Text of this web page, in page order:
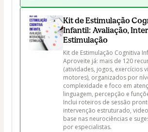
Kit de Estimulação
Infantil: Avaliação,
Estimulação
Kit de Estimulação Cognitiva
Aproveite já: mais de 120
(atividades, jogos, exercícios
motores), organizados por
complexidade e foco em
linguagem, percepção e
Inclui roteiros de sessão
intervenção estruturado,
base nas neurociências e
por especialistas.